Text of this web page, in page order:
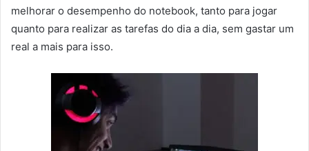
melhorar o desempenho do notebook, tanto para jogar
quanto para realizar as tarefas do dia a dia, sem gastar um
real a mais para isso.